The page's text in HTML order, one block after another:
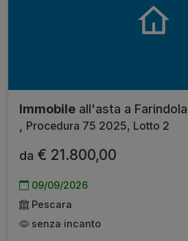
Immobile all'asta a
Procedura 75 2025, Lotto 2
da € 21.800,00
09/09/2026
Pescara
senza incanto